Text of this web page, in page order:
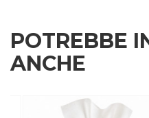
POTREBBE
ANCHE